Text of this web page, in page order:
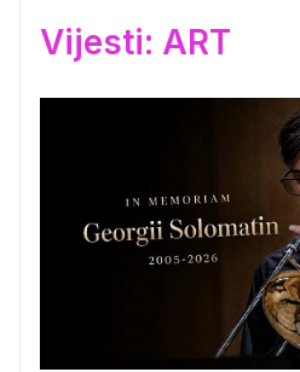
Vijesti: ART